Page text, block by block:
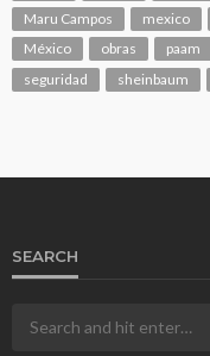
Maru Campos
mexico
México
obras paam
seguridad
sheinbaum
SEARCH